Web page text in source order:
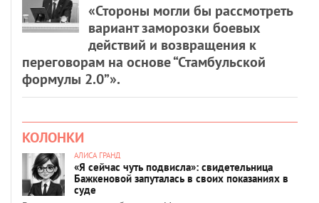
«Стороны могли бы рассмотреть
вариант заморозки боевых
действий и возвращения к
переговорам на основе “Стамбульской
формулы 2.0”».
КОЛОНКИ
АЛИСА ГРАНД
«Я сейчас чуть подвисла»: свидетельница
Бажкеновой запуталась в своих показаниях в
суде